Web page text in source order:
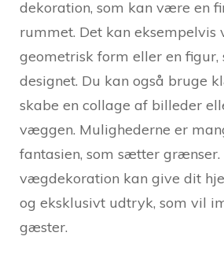
dekoration, som kan være en
rummet. Det kan eksempelvis
geometrisk form eller en figur,
designet. Du kan også bruge
skabe en collage af billeder
væggen. Mulighederne er
fantasien, som sætter grænser.
vægdekoration kan give dit
og eksklusivt udtryk, som vil
gæster.